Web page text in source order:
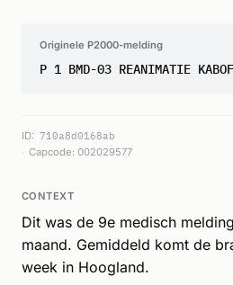
Originele P2000-melding
P 1 BMD-03 REANIMATIE
ID: 710a8d0168ab
Capcode: 002029577
CONTEXT
Dit was de 9e medisch
maand. Gemiddeld komt de
week in Hoogland.